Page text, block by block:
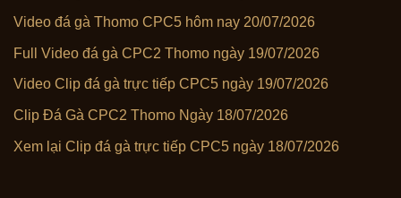
Video đá gà Thomo CPC5 hôm nay 20/07/2026
Full Video đá gà CPC2 Thomo ngày 19/07/2026
Video Clip đá gà trực tiếp CPC5 ngày 19/07/2026
Clip Đá Gà CPC2 Thomo Ngày 18/07/2026
Xem lại Clip đá gà trực tiếp CPC5 ngày 18/07/2026